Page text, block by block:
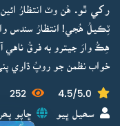
رکي ٿو. هُن وٽ انتظارُ
ٽِڪيلُ هُجي! انتظارُ سندس
هِڪُ وارَ جيترو به فرقُ ناهي
خواب نظمن جو روپُ ڌاري
4.5/5.0
252
سھيل ڀيو ڇاپو